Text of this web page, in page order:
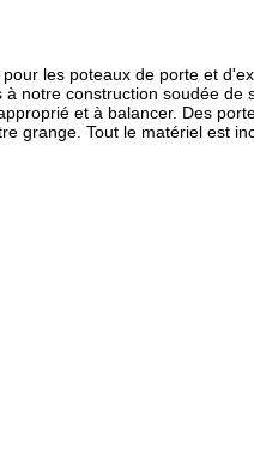
les poteaux de porte et
notre construction soudée de
et à balancer. Des
grange. Tout le matériel est